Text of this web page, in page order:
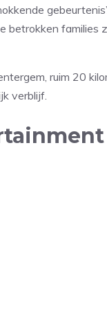
betrokken families
ruim 20
verblijf.